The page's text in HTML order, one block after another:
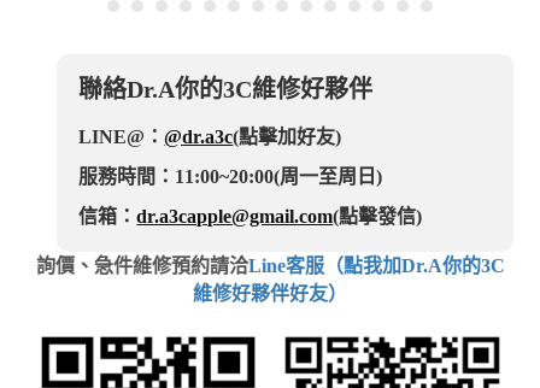
聯絡Dr.A你的3C維修好夥伴
LINE@：@dr.a3c(點擊加好友)
服務時間：11:00~20:00(周一至周日)
信箱：dr.a3capple@gmail.com(點擊發信)
詢價、急件維修預約請洽Line客服（點我加Dr.A你的3C
維修好夥伴好友）